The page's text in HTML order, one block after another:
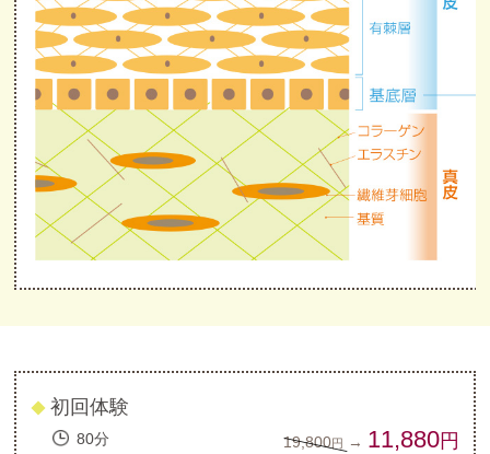
◆ 初回体験
80分 19,800円 → 11,880円